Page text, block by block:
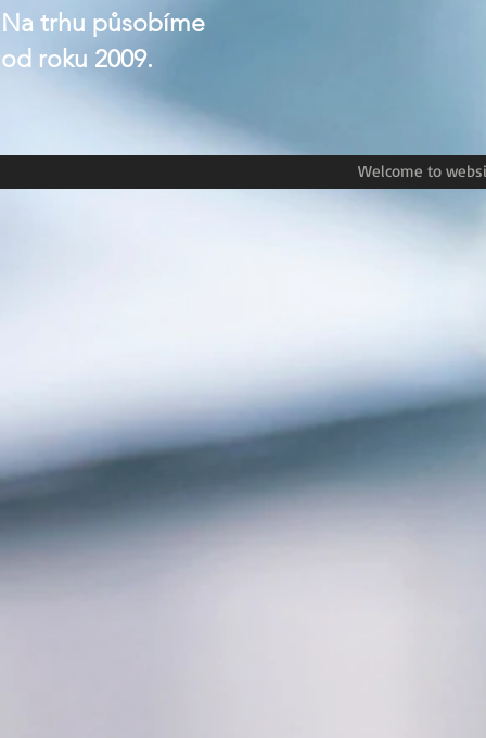
Na trhu působíme
od roku 2009.
Welcome to